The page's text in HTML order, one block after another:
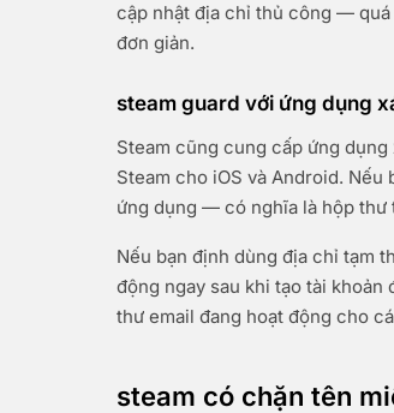
cập nhật địa chỉ thủ công —
đơn giản.
steam guard với ứng dụng
Steam cũng cung cấp ứng
Steam cho iOS và Android.
ứng dụng — có nghĩa là hộp thư
Nếu bạn định dùng địa chỉ tạm
động ngay sau khi tạo tài
thư email đang hoạt động cho
steam có chặn tên